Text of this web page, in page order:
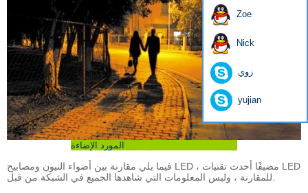
فيما يلي مقارنة بين أضواء النيون ومصابيح LED ، مضيفًا أحدث تقنيات LED
للمقارنة ، وليس المعلومات التي شاهدها الجميع في الشبكة من قبل.
Zoe
Nick
زوي
yujian